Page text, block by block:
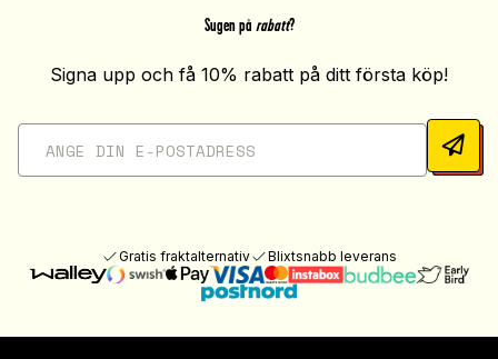
Sugen på rabatt?
Signa upp och få 10% rabatt på ditt första köp!
Gratis fraktalternativ Blixtsnabb leverans